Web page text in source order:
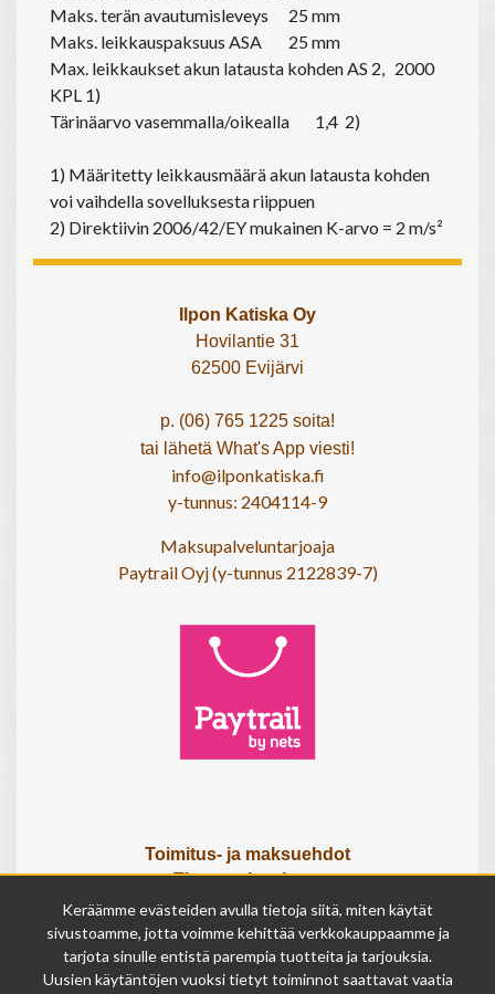
Maks. terän avautumisleveys
25 mm
Maks. leikkauspaksuus ASA
25 mm
Max. leikkaukset akun latausta kohden AS 2,
2000
KPL 1)
Tärinäarvo vasemmalla/oikealla
1,4 2)
1) Määritetty leikkausmäärä akun latausta kohden
voi vaihdella sovelluksesta riippuen
2) Direktiivin 2006/42/EY mukainen K-arvo = 2 m/s²
Ilpon Katiska Oy
Hovilantie 31
62500 Evijärvi
p. (06) 765 1225 soita!
tai lähetä What's App viesti!
info@ilponkatiska.fi
y-tunnus: 2404114-9
Maksupalveluntarjoaja
Paytrail Oyj (y-tunnus 2122839-7)
Toimitus- ja maksuehdot
Tietosuojaseloste
Tietoa meistä
Osta lahjakortti
Tilauksen peruutuslomake
Keräämme evästeiden avulla tietoja siitä, miten käytät
sivustoamme, jotta voimme kehittää verkkokauppaamme ja
tarjota sinulle entistä parempia tuotteita ja tarjouksia.
Uusien käytäntöjen vuoksi tietyt toiminnot saattavat vaatia